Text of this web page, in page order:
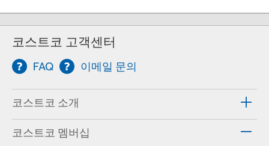
코스트코 고객센터
FAQ 이메일 문의
코스트코 소개
코스트코 멤버십